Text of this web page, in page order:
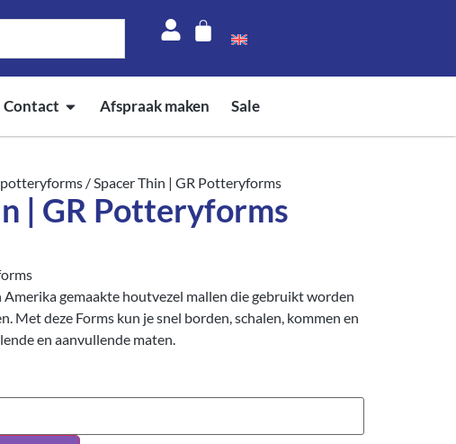
Contact Afspraak maken Sale
/ Spacer Thin | GR Potteryforms
| GR Potteryforms
gemaakte houtvezel mallen die gebruikt worden
Met deze Forms kun je snel borden, schalen, kommen en
en aanvullende maten.